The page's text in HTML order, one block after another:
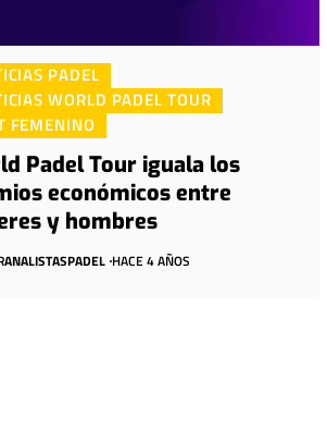
PADEL
WORLD PADEL TOUR
FEMENINO
Padel Tour iguala los
económicos entre
y hombres
ANALISTASPADEL HACE 4 AÑOS